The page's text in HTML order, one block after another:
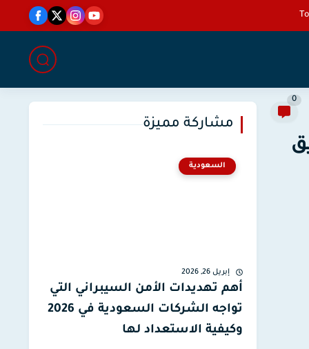
0
مشاركة مميزة
السعودية
إبريل 26, 2026
أهم تهديدات الأمن السيبراني التي
تواجه الشركات السعودية في 2026
وكيفية الاستعداد لها